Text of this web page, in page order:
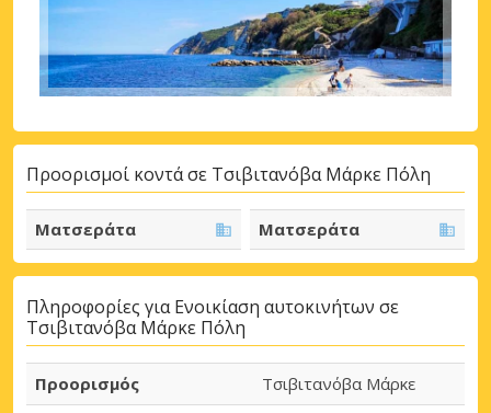
Προορισμοί κοντά σε Τσιβιτανόβα Μάρκε Πόλη
Ματσεράτα Ματσεράτα
Πληροφορίες για Ενοικίαση αυτοκινήτων σε
Τσιβιτανόβα Μάρκε Πόλη
Προορισμός
Τσιβιτανόβα Μάρκε